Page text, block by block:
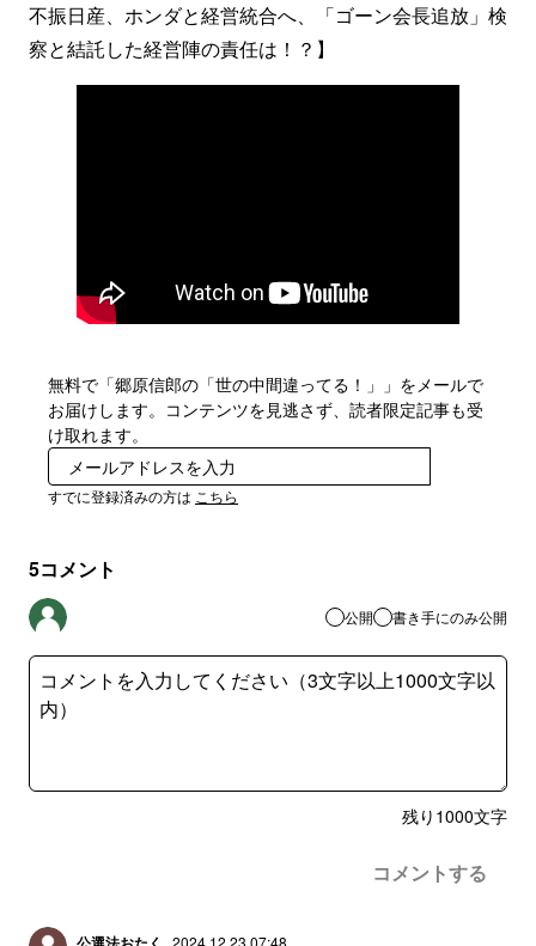
不振日産、ホンダと経営統合へ、「ゴーン会長追放」検
察と結託した経営陣の責任は！？】
無料で「郷原信郎の「世の中間違ってる！」」をメールで
お届けします。コンテンツを見逃さず、読者限定記事も受
け取れます。
すでに登録済みの方は こちら
5コメント
公開 書き手にのみ公開
残り 1000文字
コメントする
2024.12.23 07:48